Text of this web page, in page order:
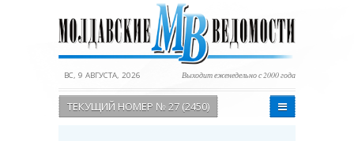
ВС, 9 АВГУСТА, 2026 Выходит еженедельно с 2000 года
ТЕКУЩИЙ НОМЕР № 27 (2450)